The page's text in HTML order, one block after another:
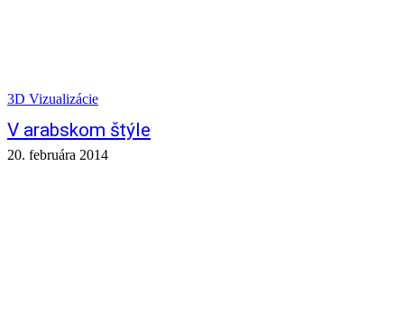
3D Vizualizácie
V arabskom štýle
20. februára 2014